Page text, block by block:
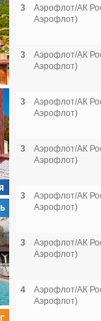
3
Аэрофлот/АК
Аэрофлот)
3
Аэрофлот/АК
Аэрофлот)
3
Аэрофлот/АК
Аэрофлот)
3
Аэрофлот/АК
Аэрофлот)
3
Аэрофлот/АК
Аэрофлот)
3
Аэрофлот/АК
Аэрофлот)
4
Аэрофлот/АК
Аэрофлот)